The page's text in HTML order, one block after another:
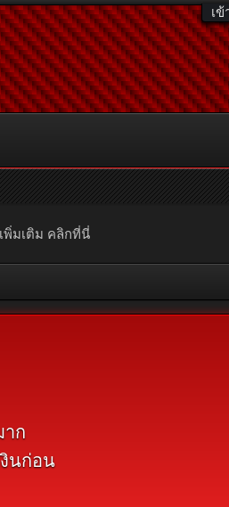
เ
พิ่มเติม คลิกที่นี่
าก
นก่อน